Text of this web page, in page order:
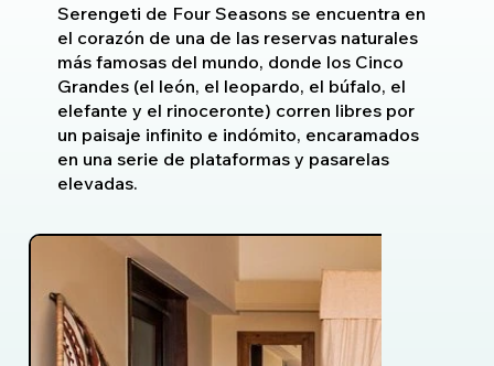
Serengeti de Four Seasons se encuentra en
el corazón de una de las reservas naturales
más famosas del mundo, donde los Cinco
Grandes (el león, el leopardo, el búfalo, el
elefante y el rinoceronte) corren libres por
un paisaje infinito e indómito, encaramados
en una serie de plataformas y pasarelas
elevadas.